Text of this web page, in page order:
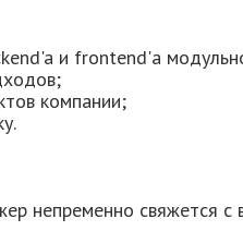
и frontend'а
компании;
непременно свяжется с